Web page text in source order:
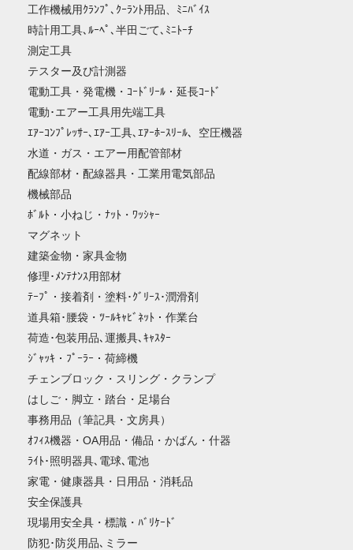
工作機械用ｸﾗﾝﾌﾟ､ｸｰﾗﾝﾄ用品、ﾐﾆﾊﾞｲｽ
時計用工具､ﾙｰﾍﾟ､半田ごて､ﾐﾆﾄｰﾁ
測定工具
テスター及び計測器
電動工具・発電機・ｺｰﾄﾞﾘｰﾙ・延長ｺｰﾄﾞ
電動･エアー工具用先端工具
ｴｱｰｺﾝﾌﾟﾚｯｻｰ､ｴｱｰ工具､ｴｱｰﾎｰｽﾘｰﾙ、空圧機器
水道・ガス・エアー用配管部材
配線部材・配線器具・工業用電気部品
機械部品
ﾎﾞﾙﾄ・小ねじ・ﾅｯﾄ・ﾜｯｼｬｰ
マグネット
建築金物・家具金物
修理･ﾒﾝﾃﾅﾝｽ用部材
ﾃｰﾌﾟ・接着剤・塗料･ｸﾞﾘｰｽ･潤滑剤
道具箱･腰袋・ﾂｰﾙｷｬﾋﾞﾈｯﾄ・作業台
荷造･包装用品､運搬具､ｷｬｽﾀｰ
ｼﾞｬｯｷ・ﾌﾟｰﾗｰ・荷締機
チェンブロック・スリング・クランプ
はしご・脚立・踏台・足場台
事務用品（筆記具・文房具）
ｵﾌｨｽ機器・OA用品・備品・かばん・什器
ﾗｲﾄ･照明器具､電球､電池
家電・健康器具・日用品・消耗品
安全保護具
現場用安全具・標識・ﾊﾞﾘｹｰﾄﾞ
防犯･防災用品､ミラー